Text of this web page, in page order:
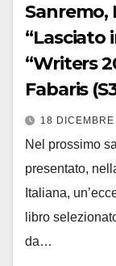
Sanremo,
“Lasciato
“Writers
Fabaris
18
Nel prossimo
presentato,
Italiana,
libro
da…